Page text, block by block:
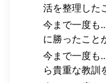
活を整理した
今まで一度も
に勝ったこと
今まで一度も
ら貴重な教訓